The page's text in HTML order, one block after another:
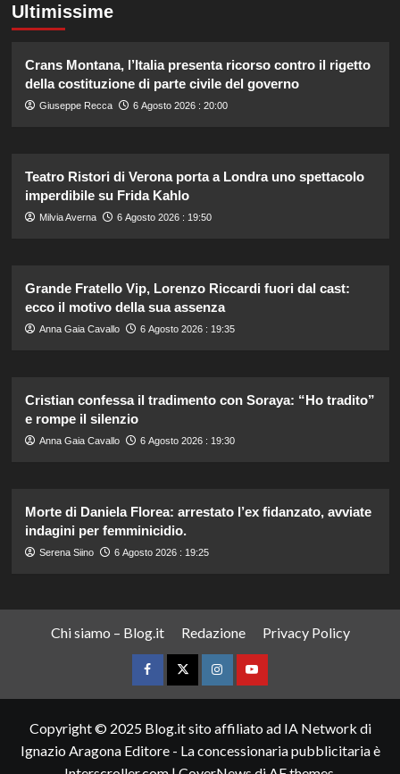
Ultimissime
Crans Montana, l’Italia presenta ricorso contro il rigetto
della costituzione di parte civile del governo
Giuseppe Recca 6 Agosto 2026 : 20:00
Teatro Ristori di Verona porta a Londra uno spettacolo
imperdibile su Frida Kahlo
Milvia Averna 6 Agosto 2026 : 19:50
Grande Fratello Vip, Lorenzo Riccardi fuori dal cast:
ecco il motivo della sua assenza
Anna Gaia Cavallo 6 Agosto 2026 : 19:35
Cristian confessa il tradimento con Soraya: “Ho tradito”
e rompe il silenzio
Anna Gaia Cavallo 6 Agosto 2026 : 19:30
Morte di Daniela Florea: arrestato l’ex fidanzato, avviate
indagini per femminicidio.
Serena Siino 6 Agosto 2026 : 19:25
Chi siamo – Blog.it Redazione Privacy Policy
FacebookTwitterInstagramYouTube
Copyright © 2025 Blog.it sito affiliato ad IA Network di
Ignazio Aragona Editore - La concessionaria pubblicitaria è